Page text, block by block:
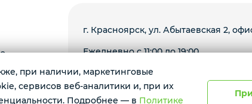
г. Красноярск, ул. Абытаевская 2,
Ежедневно с 11:00 до 19:00
при наличии, маркетинговые
сервисов веб-аналитики и, при их
Подробнее — в Политике